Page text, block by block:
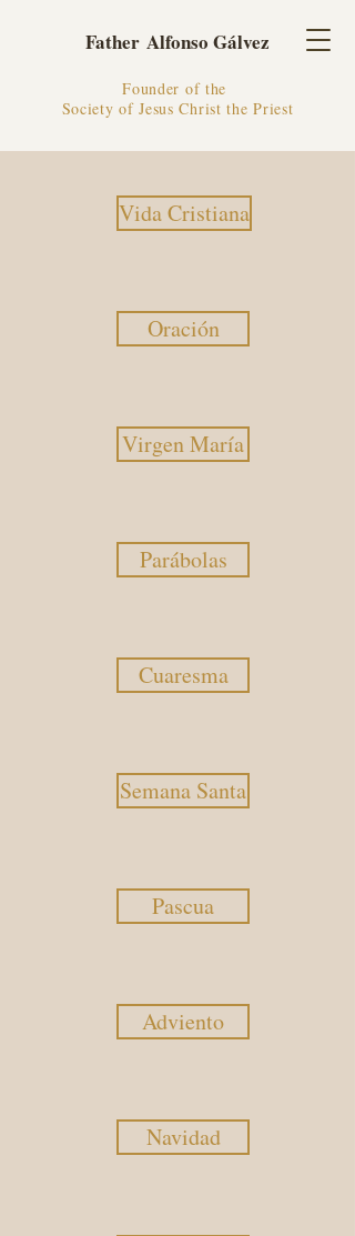
Father Alfonso Gálvez
Founder of the
Society of Jesus Christ the Priest
Vida Cristiana
Oración
Virgen María
Parábolas
Cuaresma
Semana Santa
Pascua
Adviento
Navidad